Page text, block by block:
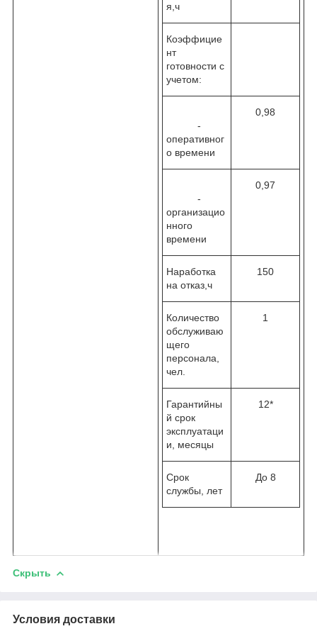
я,ч
Коэффицие
нт
готовности с
учетом:
-
оперативног
о времени
0,98
-
организацио
нного
времени
0,97
Наработка
на отказ,ч
150
Количество
обслуживаю
щего
персонала,
чел.
1
Гарантийны
й срок
эксплуатаци
и, месяцы
12*
Срок
службы, лет
До 8
Скрыть
Условия доставки